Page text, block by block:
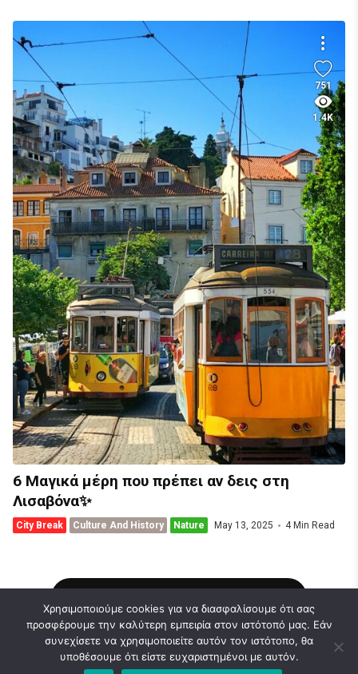
751
1.4K
6 Μαγικά μέρη που πρέπει αν δεις στη
Λισαβόνα✨
City Break Culture And History Nature May 13, 2025 4 Min Read
© 2026 Caravel Travel Blog | Ideas | News. Designed & Developed by
Χρησιμοποιούμε cookies για να διασφαλίσουμε ότι σας
προσφέρουμε την καλύτερη εμπειρία στον ιστότοπό μας. Εάν
συνεχίσετε να χρησιμοποιείτε αυτόν τον ιστότοπο, θα
υποθέσουμε ότι είστε ευχαριστημένοι με αυτόν.